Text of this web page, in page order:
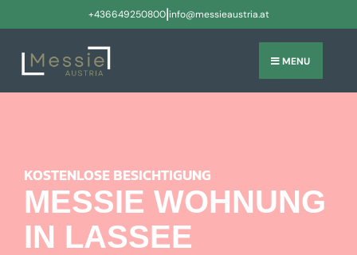
+436649250800|info@messieaustria.at
MENU
KOSTENLOSE BESICHTIGUNG
MESSIE WOHNUNG
IN LASSEE